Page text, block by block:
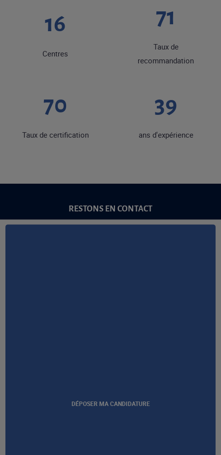
DÉPOSER MA CANDIDATURE
20
Centres
89
Taux de
recommandation
87
Taux de certification
48
ans d'expérience
RESTONS EN CONTACT